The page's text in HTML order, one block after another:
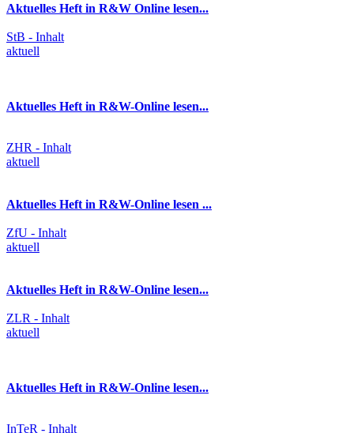
Aktuelles Heft in R&W Online lesen...
StB - Inhalt
aktuell
Aktuelles Heft in R&W-Online lesen...
ZHR - Inhalt
aktuell
Aktuelles Heft in R&W-Online lesen ...
ZfU - Inhalt
aktuell
Aktuelles Heft in R&W-Online lesen...
ZLR - Inhalt
aktuell
Aktuelles Heft in R&W-Online lesen...
InTeR - Inhalt